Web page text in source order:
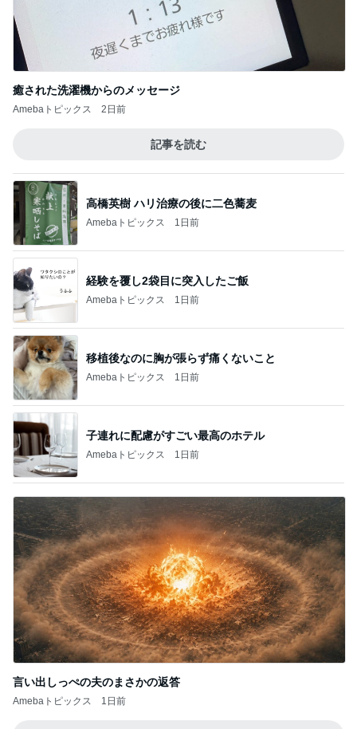
癒された洗濯機からのメッセージ
Amebaトピックス 2日前
記事を読む
高橋英樹 ハリ治療の後に二色蕎麦
Amebaトピックス 1日前
経験を覆し2袋目に突入したご飯
Amebaトピックス 1日前
移植後なのに胸が張らず痛くないこと
Amebaトピックス 1日前
子連れに配慮がすごい最高のホテル
Amebaトピックス 1日前
言い出しっぺの夫のまさかの返答
Amebaトピックス 1日前